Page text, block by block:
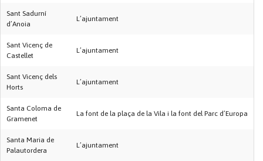
Sant Sadurní
d’Anoia
L’ajuntament
Sant Vicenç de
Castellet
L’ajuntament
Sant Vicenç dels
Horts
L’ajuntament
Santa Coloma de
Gramenet
La font de la plaça de la Vila i la font del Parc d’Europa
Santa Maria de
Palautordera
L’ajuntament